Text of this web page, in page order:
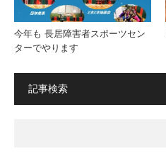
今年も 長居障害者スポーツセン
ターでやります
記事検索